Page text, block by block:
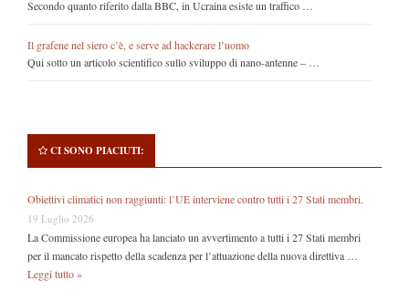
Secondo quanto riferito dalla BBC, in Ucraina esiste un traffico …
Il grafene nel siero c’è, e serve ad hackerare l’uomo
Qui sotto un articolo scientifico sullo sviluppo di nano-antenne – …
CI SONO PIACIUTI:
Obiettivi climatici non raggiunti: l’UE interviene contro tutti i 27 Stati membri.
19 Luglio 2026
La Commissione europea ha lanciato un avvertimento a tutti i 27 Stati membri
per il mancato rispetto della scadenza per l’attuazione della nuova direttiva …
Leggi tutto »